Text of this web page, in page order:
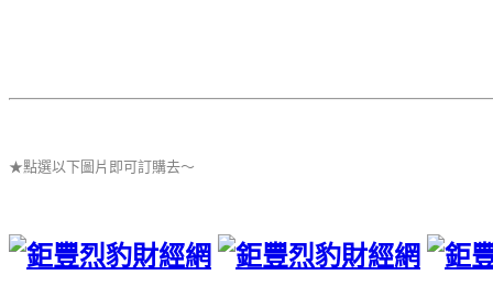
★點選以下圖片即可訂購去～